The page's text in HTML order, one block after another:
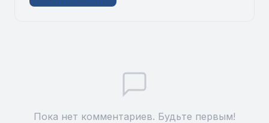
Пока нет комментариев. Будьте первым!